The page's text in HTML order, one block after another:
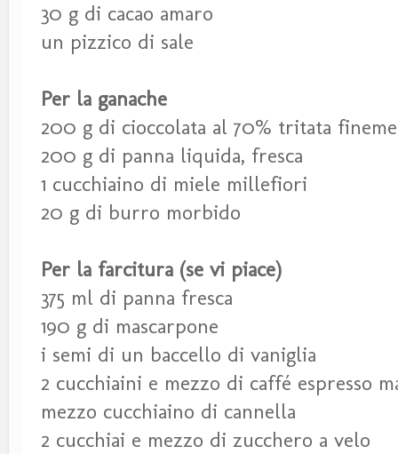
30 g di cacao amaro
un pizzico di sale
Per la ganache
200 g di cioccolata al 70% tritata
200 g di panna liquida, fresca
1 cucchiaino di miele millefiori
20 g di burro morbido
Per la farcitura (se vi piace)
375 ml di panna fresca
190 g di mascarpone
i semi di un baccello di vaniglia
2 cucchiaini e mezzo di caffé espresso
mezzo cucchiaino di cannella
2 cucchiai e mezzo di zucchero a velo